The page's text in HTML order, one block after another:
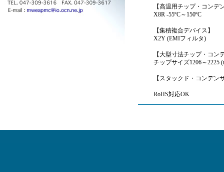
【高温用チップ・コンデ
X8R -55ºC～150ºC
【集積複合デバイス】
X2Y (EMIフィルタ)
【大型寸法チップ・コン
チップサイズ1206～2225
【スタックド・コンデン
RoHS対応OK